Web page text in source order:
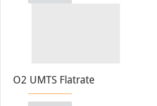
O2 UMTS Flatrate